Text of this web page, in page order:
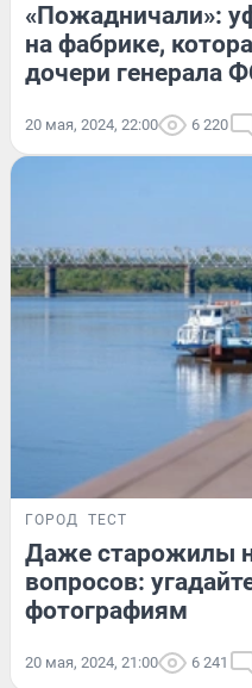
«Пожадничали»:
на фабрике,
дочери генерала
20 мая, 2024, 22:00 6 220
ГОРОД ТЕСТ
Даже старожилы
вопросов:
фотографиям
20 мая, 2024, 21:00 6 241